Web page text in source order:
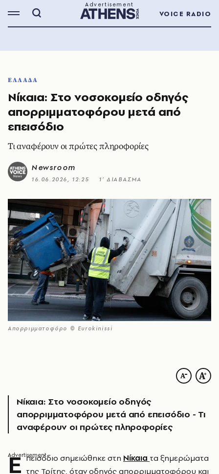
VOICE RADIO
ΕΛΛΑΔΑ
Νίκαια: Στο νοσοκομείο οδηγός
απορριμματοφόρου μετά από
επεισόδιο
Τι αναφέρουν οι πρώτες πληροφορίες
Newsroom
16.06.2026, 12:25 1’ ΔΙΑΒΑΣΜΑ
Απορριμματοφόρο © Eurokinissi
Νίκαια: Στο νοσοκομείο οδηγός
απορριμματοφόρου μετά από επεισόδιο - Τι
αναφέρουν οι πρώτες πληροφορίες
Ε πεισόδιο σημειώθηκε στη Νίκαια τα ξημερώματα
της Τρίτης, όταν οδηγός απορριμματοφόρου και